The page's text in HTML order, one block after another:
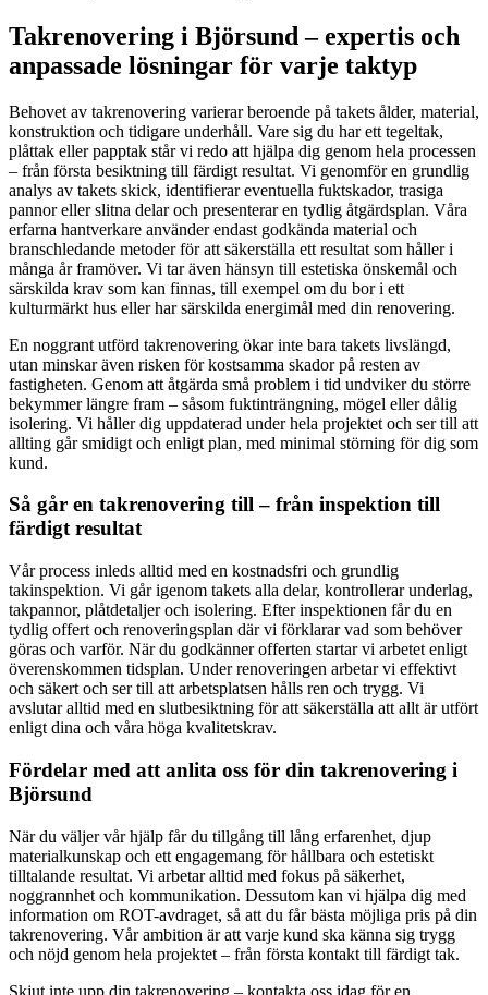
Takrenovering i Björsund – expertis och
anpassade lösningar för varje taktyp
Behovet av takrenovering varierar beroende på takets ålder, material,
konstruktion och tidigare underhåll. Vare sig du har ett tegeltak,
plåttak eller papptak står vi redo att hjälpa dig genom hela processen
– från första besiktning till färdigt resultat. Vi genomför en grundlig
analys av takets skick, identifierar eventuella fuktskador, trasiga
pannor eller slitna delar och presenterar en tydlig åtgärdsplan. Våra
erfarna hantverkare använder endast godkända material och
branschledande metoder för att säkerställa ett resultat som håller i
många år framöver. Vi tar även hänsyn till estetiska önskemål och
särskilda krav som kan finnas, till exempel om du bor i ett
kulturmärkt hus eller har särskilda energimål med din renovering.
En noggrant utförd takrenovering ökar inte bara takets livslängd,
utan minskar även risken för kostsamma skador på resten av
fastigheten. Genom att åtgärda små problem i tid undviker du större
bekymmer längre fram – såsom fuktinträngning, mögel eller dålig
isolering. Vi håller dig uppdaterad under hela projektet och ser till att
allting går smidigt och enligt plan, med minimal störning för dig som
kund.
Så går en takrenovering till – från inspektion till
färdigt resultat
Vår process inleds alltid med en kostnadsfri och grundlig
takinspektion. Vi går igenom takets alla delar, kontrollerar underlag,
takpannor, plåtdetaljer och isolering. Efter inspektionen får du en
tydlig offert och renoveringsplan där vi förklarar vad som behöver
göras och varför. När du godkänner offerten startar vi arbetet enligt
överenskommen tidsplan. Under renoveringen arbetar vi effektivt
och säkert och ser till att arbetsplatsen hålls ren och trygg. Vi
avslutar alltid med en slutbesiktning för att säkerställa att allt är utfört
enligt dina och våra höga kvalitetskrav.
Fördelar med att anlita oss för din takrenovering i
Björsund
När du väljer vår hjälp får du tillgång till lång erfarenhet, djup
materialkunskap och ett engagemang för hållbara och estetiskt
tilltalande resultat. Vi arbetar alltid med fokus på säkerhet,
noggrannhet och kommunikation. Dessutom kan vi hjälpa dig med
information om ROT-avdraget, så att du får bästa möjliga pris på din
takrenovering. Vår ambition är att varje kund ska känna sig trygg
och nöjd genom hela projektet – från första kontakt till färdigt tak.
Skjut inte upp din takrenovering – kontakta oss idag för en